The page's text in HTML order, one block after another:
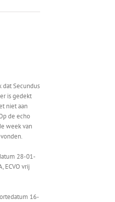
dat Secundus
is gedekt
niet aan
de echo
week van
28-01-
ECVO vrij
16-